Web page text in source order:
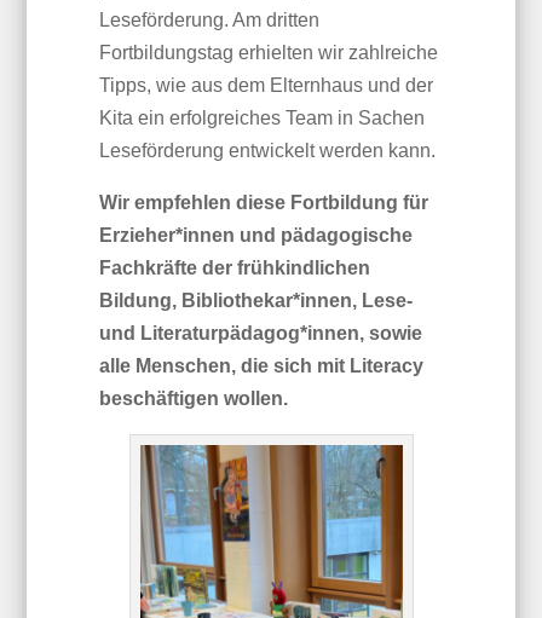
Leseförderung.Am dritten
Fortbildungstag erhielten wir zahlreiche
Tipps, wie aus dem Elternhaus und der
Kita ein erfolgreiches Team in Sachen
Leseförderung entwickelt werden kann.
Wir empfehlen diese Fortbildung für
Erzieher*innen und pädagogische
Fachkräfte der frühkindlichen
Bildung, Bibliothekar*innen, Lese-
und Literaturpädagog*innen, sowie
alle Menschen, die sich mit Literacy
beschäftigen wollen.